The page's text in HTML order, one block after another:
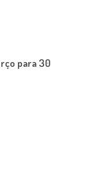
para 30